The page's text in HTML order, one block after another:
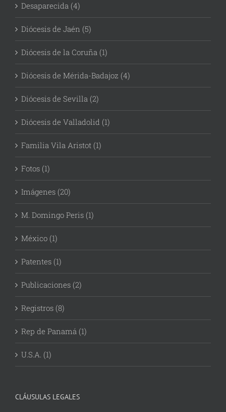
Desaparecida (4)
Diócesis de Jaén (5)
Diócesis de la Coruña (1)
Diócesis de Mérida-Badajoz (4)
Diócesis de Sevilla (2)
Diócesis de Valladolid (1)
Familia Vila Aristot (1)
Fotos (1)
Imágenes (20)
M. Domingo Peris (1)
México (1)
Patentes (1)
Publicaciones (2)
Registros (8)
Rep de Panamá (1)
U.S.A. (1)
CLÁUSULAS LEGALES